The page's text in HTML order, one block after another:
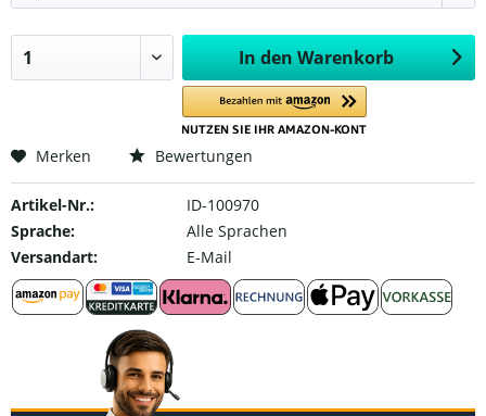
In den Warenkorb
Merken Bewertungen
Artikel-Nr.:
ID-100970
Sprache:
Alle Sprachen
Versandart:
E-Mail